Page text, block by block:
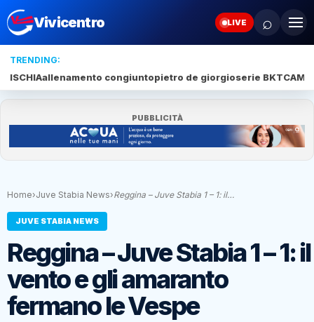
Vivicentro LIVE ⌕
TRENDING:
ISCHIAallenamento congiuntopietro de giorgioserie BKT
PUBBLICITÀ
Home›Juve Stabia News›Reggina – Juve Stabia 1 – 1: il…
JUVE STABIA NEWS
Reggina – Juve Stabia 1 – 1: il
vento e gli amaranto
fermano le Vespe